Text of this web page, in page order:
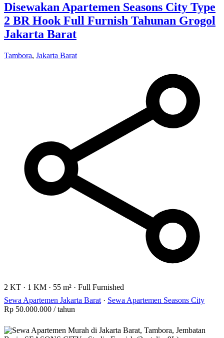
Disewakan Apartemen Seasons City Type
2 BR Hook Full Furnish Tahunan Grogol
Jakarta Barat
Tambora, Jakarta Barat
2 KT · 1 KM · 55 m² · Full Furnished
Sewa Apartemen Jakarta Barat · Sewa Apartemen Seasons City
Rp 50.000.000 / tahun